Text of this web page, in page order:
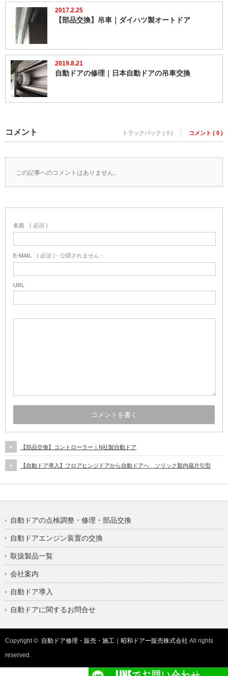
2017.2.25
【部品交換】吊車｜ダイハツ製オートドア
2019.8.21
自動ドアの修理｜日本自動ドアの吊車交換
コメント トラックバック ( 0 ) コメント ( 0 )
この記事へのコメントはありません。
名前 ( 必須 )
E-MAIL ( 必須 ) - 公開されません -
URL
【部品交換】コントローラー｜N社製自動ドア
【自動ドア導入】フロアヒンジドアから自動ドアへ ソリック製内蔵片引型
自動ドアの点検調整・修理・部品交換
自動ドアエンジン装置の交換
取扱製品一覧
会社案内
自動ドア導入
自動ドアに関するお問合せ
Copyright © 自動ドア修理・販売・施工｜昭和ドアー販売株式会社 All rights
reserved.